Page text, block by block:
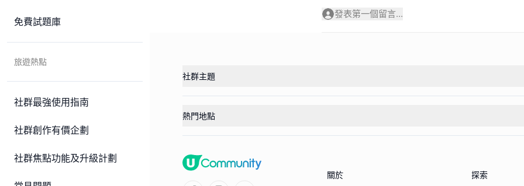
免費試題庫
旅遊熱點
社群最強使用指南
社群創作有價企劃
社群焦點功能及升級計劃
發表第一個留言...
社群主題
熱門地點
關於 探索